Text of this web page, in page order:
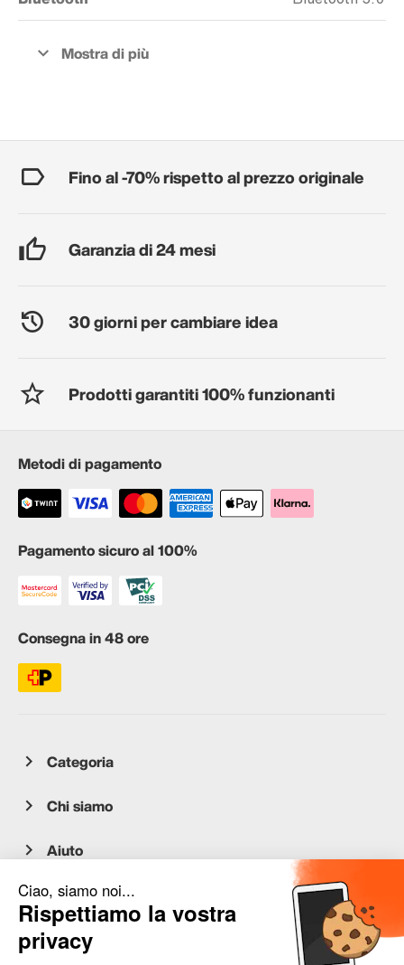
Fino al -70% rispetto al prezzo originale
Garanzia di 24 mesi
30 giorni per cambiare idea
Prodotti garantiti 100% funzionanti
Metodi di pagamento
Pagamento sicuro al 100%
Consegna in 48 ore
Categoria
Chi siamo
Aiuto
Servizio clienti
occasion.migros.mobile@recommerce.com